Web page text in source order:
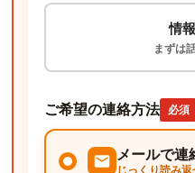
情
まずは
ご希望の連絡方法 必須
メールで連
じっくり読み